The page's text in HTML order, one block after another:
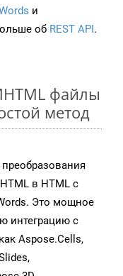
и
об REST API.
файлы
метод
в HTML с
Это мощное
интеграцию с
Aspose.Cells,